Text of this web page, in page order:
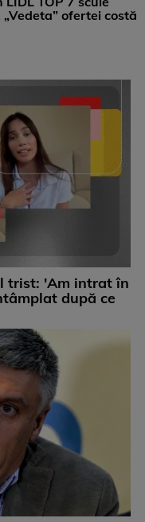
ofertei costă
trist: 'Am intrat în
după ce